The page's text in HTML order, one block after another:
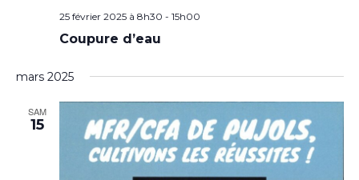
25 février 2025 à 8h30 - 15h00
Coupure d’eau
mars 2025
SAM
15